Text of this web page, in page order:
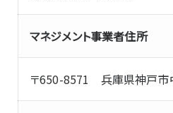
マネジメント事業者住所
〒650-8571 兵庫県神戸市